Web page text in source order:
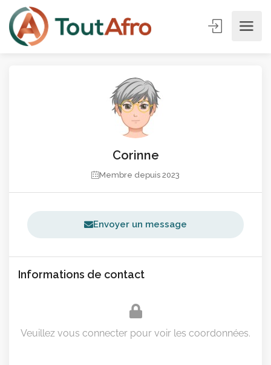
Corinne
Membre depuis 2023
Envoyer un message
Informations de contact
Veuillez vous connecter pour voir les coordonnées.